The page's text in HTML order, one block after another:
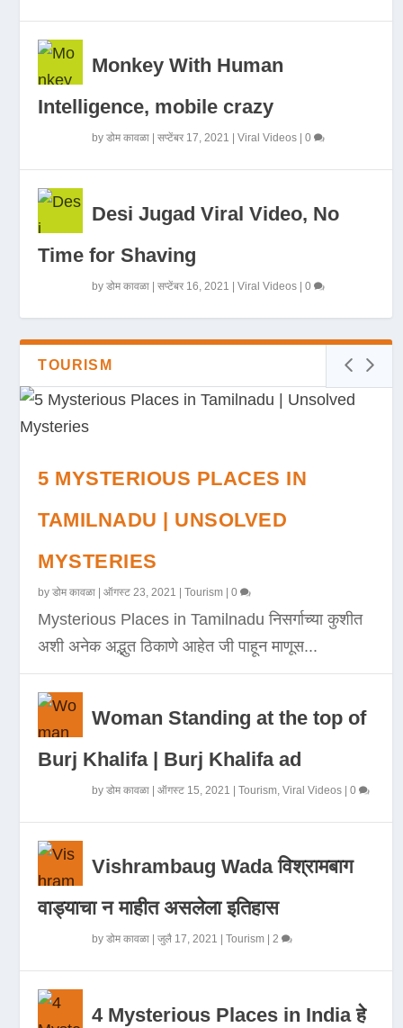
Monkey With Human
Intelligence, mobile crazy
byडोम कावळा |सप्टेंबर 17, 2021 |Viral Videos |0
Desi Jugad Viral Video, No
Time for Shaving
byडोम कावळा |सप्टेंबर 16, 2021 |Viral Videos |0
TOURISM
5 MYSTERIOUS PLACES IN
TAMILNADU | UNSOLVED
MYSTERIES
byडोम कावळा |ऑगस्ट 23, 2021 |Tourism |0
Mysterious Places in Tamilnadu निसर्गाच्या कुशीत
अशी अनेक अद्भुत ठिकाणे आहेत जी पाहून माणूस...
Woman Standing at the top of
Burj Khalifa | Burj Khalifa ad
byडोम कावळा |ऑगस्ट 15, 2021 |Tourism,Viral Videos |0
Vishrambaug Wada विश्रामबाग
वाड्याचा न माहीत असलेला इतिहास
byडोम कावळा |जुलै 17, 2021 |Tourism |2
4 Mysterious Places in India हे